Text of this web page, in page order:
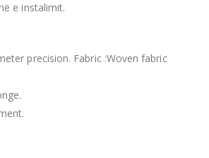
e instalimit.
precision. Fabric :Woven fabric